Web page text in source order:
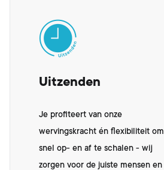
Uitzenden
Je profiteert van onze
wervingskracht én flexibiliteit om
snel op- en af te schalen - wij
zorgen voor de juiste mensen en